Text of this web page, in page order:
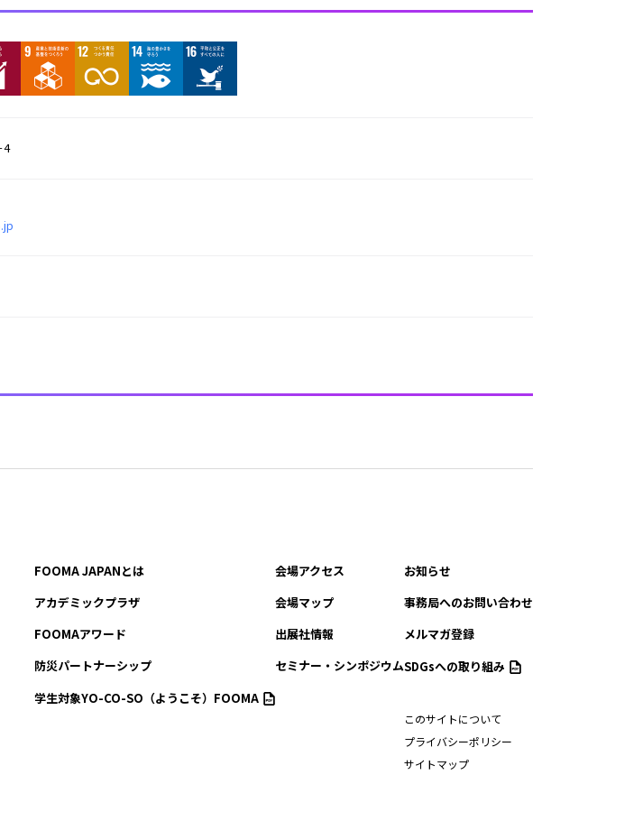
4
FOOMA JAPANとは
アカデミックプラザ
FOOMAアワード
防災パートナーシップ
学生対象YO-CO-SO （ようこそ）FOOMA
会場アクセス
会場マップ
出展社情報
セミナー・シンポジウム
お知らせ
事務局へのお問い合わせ
メルマガ登録
SDGsへの取り組み
このサイトについて
プライバシーポリシー
サイトマップ